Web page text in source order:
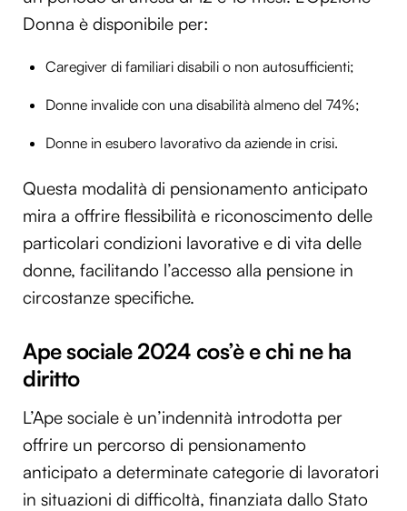
Utilizziamo i cookie per personalizzare contenuti ed
analizzare il nostro traffico. Condividiamo inoltre
nostri partner che si occupano di analisi dei dati web,
con altre informazioni che hai fornito loro o che hanno
Donna è disponibile per:
Caregiver di familiari disabili o non autosufficienti;
Donne invalide con una disabilità almeno del 74%;
Donne in esubero lavorativo da aziende in crisi.
Questa modalità di pensionamento anticipato
mira a offrire flessibilità e riconoscimento delle
particolari condizioni lavorative e di vita delle
donne, facilitando l’accesso alla pensione in
circostanze specifiche.
Ape sociale 2024 cos’è e chi ne ha
diritto
L’Ape sociale è un’indennità introdotta per
offrire un percorso di pensionamento
anticipato a determinate categorie di lavoratori
in situazioni di difficoltà, finanziata dallo Stato